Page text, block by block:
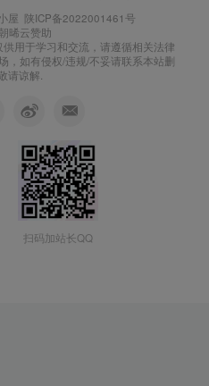
屋 陕ICP备2022001461号
晞云赞助
用于学习和交流，请遵循相关法律
，如有侵权/违规/不妥请联系本站删
请谅解.
扫码加站长QQ